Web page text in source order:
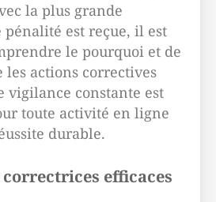
la plus grande
est reçue, il est
le pourquoi et de
actions correctives
vigilance constante est
toute activité en ligne
durable.
efficaces